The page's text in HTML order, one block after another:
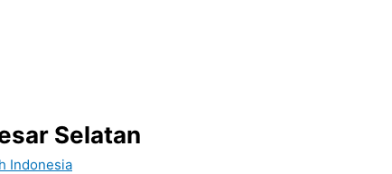
Selatan
Indonesia